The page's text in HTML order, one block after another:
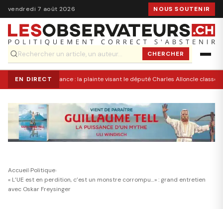
vendredi 7 août 2026 NOUS SOUTENIR
CHERCHER
EN DIRECTFrance : la plainte visant le député Charles Alloncle classée
Accueil›Politique›
« L’UE est en perdition, c’est un monstre corrompu…» : grand entretien
avec Oskar Freysinger